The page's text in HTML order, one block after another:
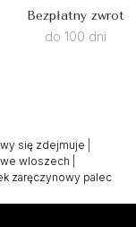
Bezpłatny zwrot
do 100 dni
się zdejmuje
wloszech
zaręczynowy palec